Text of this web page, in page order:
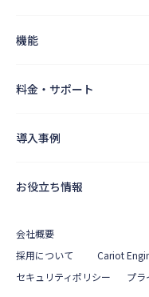
機能
料金・サポート
導入事例
お役立ち情報
会社概要
採用について
Cariot
セキュリティポリシー
プラ